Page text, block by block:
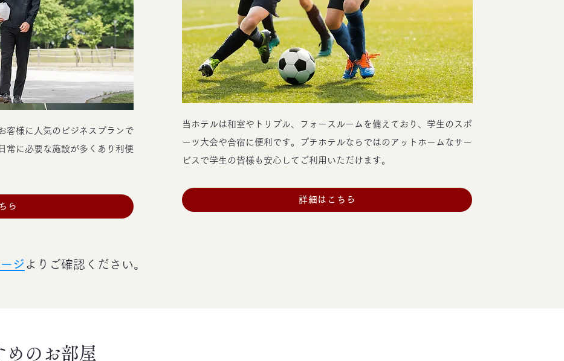
客様に人気のビジネスプランで
常に必要な施設が多くあり利便
ら
当ホテルは和室やトリプル、フォースルームを備えており、学生のスポ
ーツ大会や合宿に便利です。
プチホテルならではのアットホームなサー
ビスで学生の皆様も安心してご利用いただけます。
詳細はこちら
ジ よりご確認ください。
めのお部屋